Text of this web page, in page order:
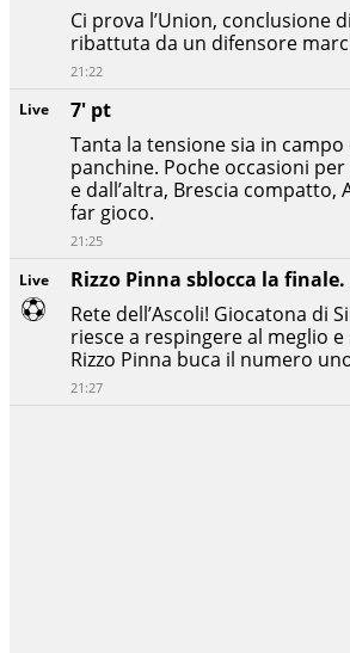
Live
Rizzo Pinna sblocca la
Rete dell’Ascoli! Giocatona di
riesce a respingere al meglio
Rizzo Pinna buca il numero
21:27
Live
7' pt
Tanta la tensione sia in
panchine. Poche occasioni
e dall’altra, Brescia compatto,
far gioco.
21:25
Ci prova l’Union, conclusione
ribattuta da un difensore
21:22